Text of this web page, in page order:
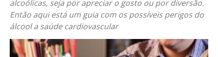
alcoólicas, seja por apreciar o gosto ou por diversão.
Então aqui está um guia com os possíveis perigos do
álcool a saúde cardiovascular